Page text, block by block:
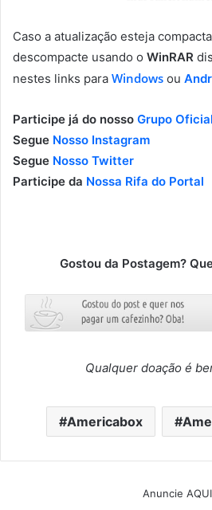
Caso a atualização esteja
descompacte usando o WinRAR
nestes links para Windows ou
Participe já do nosso Grupo
Segue Nosso Instagram
Segue Nosso Twitter
Participe da Nossa Rifa do Portal
Gostou da Postagem?
Qualquer doação é
Americabox
Anuncie